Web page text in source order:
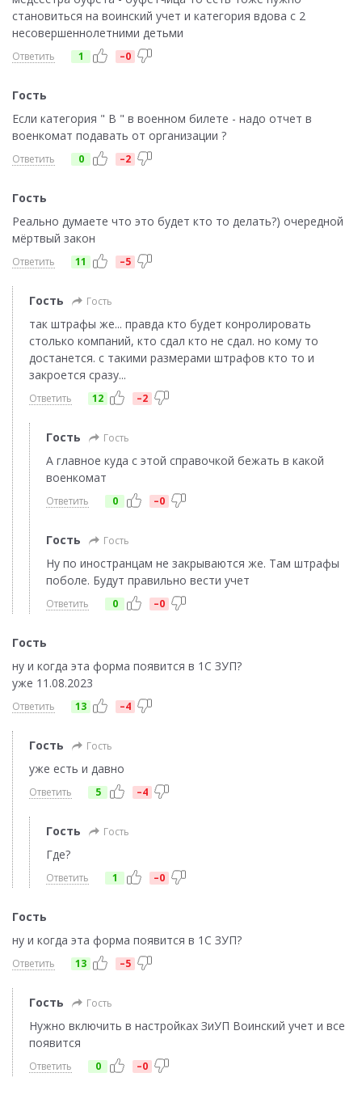
становиться на воинский учет и категория вдова с 2
несовершеннолетними детьми
Ответить 1 –0
Гость
Если категория " В " в военном билете - надо отчет в
военкомат подавать от организации ?
Ответить 0 –2
Гость
Реально думаете что это будет кто то делать?) очередной
мёртвый закон
Ответить 11 –5
Гость Гость
так штрафы же... правда кто будет конролировать
столько компаний, кто сдал кто не сдал. но кому то
достанется. с такими размерами штрафов кто то и
закроется сразу...
Ответить 12 –2
Гость Гость
А главное куда с этой справочкой бежать в какой
военкомат
Ответить 0 –0
Гость Гость
Ну по иностранцам не закрываются же. Там штрафы
поболе. Будут правильно вести учет
Ответить 0 –0
Гость
ну и когда эта форма появится в 1С ЗУП?
уже 11.08.2023
Ответить 13 –4
Гость Гость
уже есть и давно
Ответить 5 –4
Гость Гость
Где?
Ответить 1 –0
Гость
ну и когда эта форма появится в 1С ЗУП?
Ответить 13 –5
Гость Гость
Нужно включить в настройках ЗиУП Воинский учет и все
появится
Ответить 0 –0